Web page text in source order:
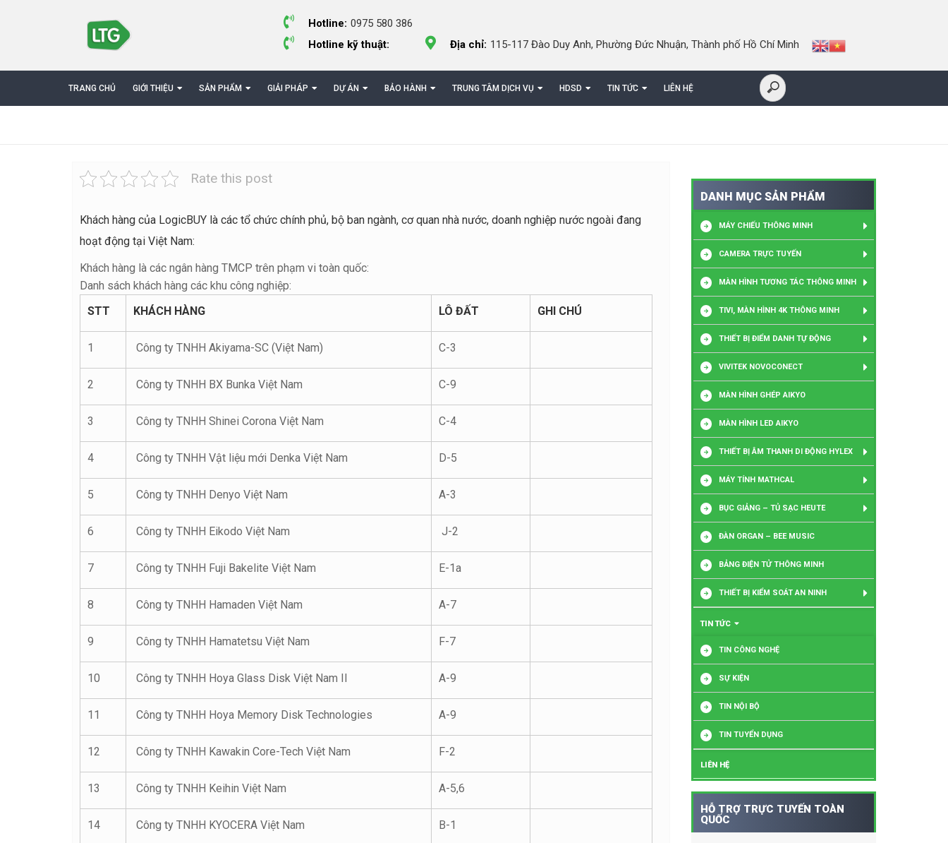
Hotline: 0975 580 386
Hotline kỹ thuật:
Địa chỉ: 115-117 Đào Duy Anh, Phường Đức Nhuận, Thành phố Hồ Chí Minh
TRANG CHỦ GIỚI THIỆU SẢN PHẨM GIẢI PHÁP DỰ ÁN BẢO HÀNH TRUNG TÂM DỊCH VỤ HDSD TIN TỨC LIÊN HỆ
Rate this post
Khách hàng của LogicBUY là các tổ chức chính phủ, bộ ban ngành, cơ quan nhà nước, doanh nghiệp nước ngoài đang
hoạt động tại Việt Nam:
Khách hàng là các ngân hàng TMCP trên phạm vi toàn quốc:
Danh sách khách hàng các khu công nghiệp:
STT
KHÁCH HÀNG LÔ ĐẤT GHI CHÚ
1 Công ty TNHH Akiyama-SC (Việt Nam) C-3
2 Công ty TNHH BX Bunka Việt Nam C-9
3 Công ty TNHH Shinei Corona Việt Nam C-4
4 Công ty TNHH Vật liệu mới Denka Việt Nam D-5
5 Công ty TNHH Denyo Việt Nam A-3
6 Công ty TNHH Eikodo Việt Nam J-2
7 Công ty TNHH Fuji Bakelite Việt Nam E-1a
8 Công ty TNHH Hamaden Việt Nam A-7
9 Công ty TNHH Hamatetsu Việt Nam F-7
10 Công ty TNHH Hoya Glass Disk Việt Nam II A-9
11 Công ty TNHH Hoya Memory Disk Technologies A-9
12 Công ty TNHH Kawakin Core-Tech Việt Nam F-2
13 Công ty TNHH Keihin Việt Nam A-5,6
14 Công ty TNHH KYOCERA Việt Nam B-1
DANH MỤC SẢN PHẨM
MÁY CHIẾU THÔNG MINH
CAMERA TRỰC TUYẾN
MÀN HÌNH TƯƠNG TÁC THÔNG MINH
TIVI, MÀN HÌNH 4K THÔNG MINH
THIẾT BỊ ĐIỂM DANH TỰ ĐỘNG
VIVITEK NOVOCONECT
MÀN HÌNH GHÉP AIKYO
MÀN HÌNH LED AIKYO
THIẾT BỊ ÂM THANH DI ĐỘNG HYLEX
MÁY TÍNH MATHCAL
BỤC GIẢNG – TỦ SẠC HEUTE
ĐÀN ORGAN – BEE MUSIC
BẢNG ĐIỆN TỬ THÔNG MINH
THIẾT BỊ KIỂM SOÁT AN NINH
TIN TỨC
TIN CÔNG NGHỆ
SỰ KIỆN
TIN NỘI BỘ
TIN TUYỂN DỤNG
LIÊN HỆ
HỖ TRỢ TRỰC TUYẾN TOÀN
QUỐC